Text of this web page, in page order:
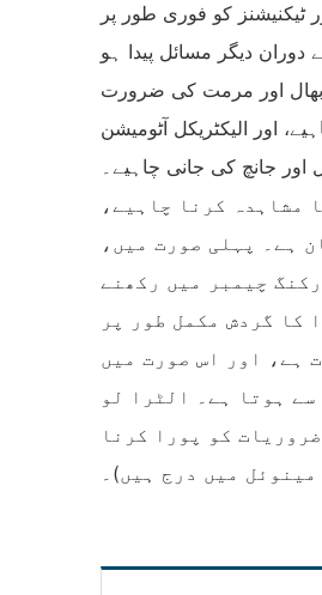
کو فوری طور پر
دوران دیگر مسائل پیدا ہو
بھال اور مرمت کی ضرورت
اور الیکٹریکل آٹومیشن
جانچ کی جانی چاہیے۔
مشاہدہ کرنا چاہیے،
ہے۔ پہلی صورت میں،
چیمبر میں رکھنے
کا گردش مکمل طور پر
ہے، اور اس صورت میں
ہوتا ہے۔ الٹرا لو
کو پورا کرنا
میں درج ہیں)۔